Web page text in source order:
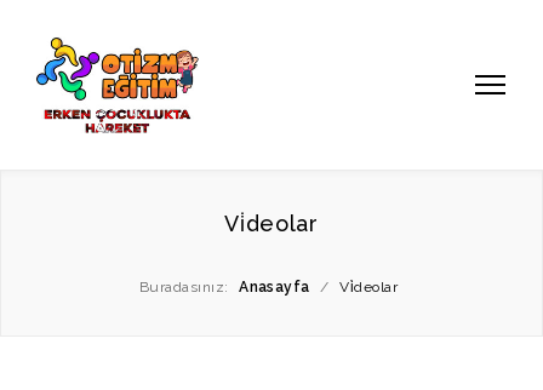
Vi̇deolar
Buradasınız: Anasayfa / Vi̇deolar